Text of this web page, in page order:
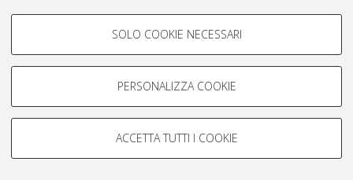
COOKIE DI PROFILAZIONE -
Si tratta di cookie utilizzati per analizzare le caratteristiche della
navigazione degli utenti, creare profili in base al loro comportamento
Mostra cookie di profilazione
COOKIE TECNICI - NECESSARI
SOLO COOKIE NECESSARI
PERSONALIZZA COOKIE
ACCETTA TUTTI I COOKIE
Impostazioni Cookie
Informativa sulla privacy
© ALMA MATER STUDIORUM - Università di Bologna, 2007-2026.